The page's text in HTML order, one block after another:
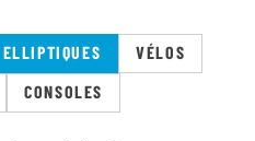
ELLIPTIQUES
VÉLOS
CONSOLES